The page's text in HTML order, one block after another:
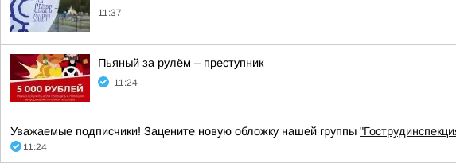
11:37
Пьяный за рулём – преступник
11:24
Уважаемые подписчики! Зацените новую обложку нашей группы
11:24